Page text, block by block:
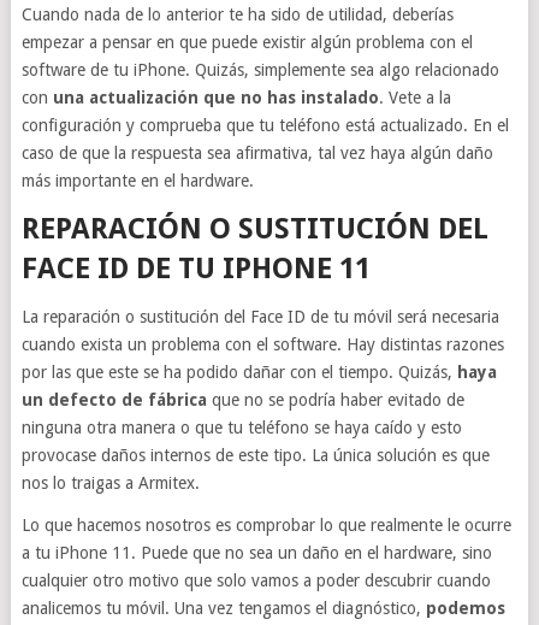
Cuando nada de lo anterior te ha sido de utilidad, deberías
empezar a pensar en que puede existir algún problema con el
software de tu iPhone. Quizás, simplemente sea algo relacionado
con una actualización que no has instalado. Vete a la
configuración y comprueba que tu teléfono está actualizado. En el
caso de que la respuesta sea afirmativa, tal vez haya algún daño
más importante en el hardware.
REPARACIÓN O SUSTITUCIÓN DEL
FACE ID DE TU IPHONE 11
La reparación o sustitución del Face ID de tu móvil será necesaria
cuando exista un problema con el software. Hay distintas razones
por las que este se ha podido dañar con el tiempo. Quizás, haya
un defecto de fábrica que no se podría haber evitado de
ninguna otra manera o que tu teléfono se haya caído y esto
provocase daños internos de este tipo. La única solución es que
nos lo traigas a Armitex.
Lo que hacemos nosotros es comprobar lo que realmente le ocurre
a tu iPhone 11. Puede que no sea un daño en el hardware, sino
cualquier otro motivo que solo vamos a poder descubrir cuando
analicemos tu móvil. Una vez tengamos el diagnóstico, podemos